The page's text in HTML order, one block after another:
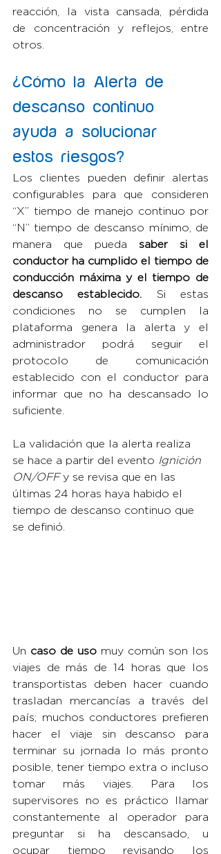
reacción, la vista cansada, pérdida
de concentración y reflejos, entre
otros.
¿Cómo la Alerta de
descanso continuo
ayuda a solucionar
estos riesgos?
Los clientes pueden definir alertas
configurables para que consideren
“X” tiempo de manejo continuo por
“N” tiempo de descanso mínimo, de
manera que pueda saber si el
conductor ha cumplido el tiempo de
conducción máxima y el tiempo de
descanso establecido. Si estas
condiciones no se cumplen la
plataforma genera la alerta y el
administrador podrá seguir el
protocolo de comunicación
establecido con el conductor para
informar que no ha descansado lo
suficiente.
La validación que la alerta realiza
se hace a partir del evento Ignición
ON/OFF y se revisa que en las
últimas 24 horas haya habido el
tiempo de descanso continuo que
se definió.
Un caso de uso muy común son los
viajes de más de 14 horas que los
transportistas deben hacer cuando
trasladan mercancías a través del
país; muchos conductores prefieren
hacer el viaje sin descanso para
terminar su jornada lo más pronto
posible, tener tiempo extra o incluso
tomar más viajes. Para los
supervisores no es práctico llamar
constantemente al operador para
preguntar si ha descansado, u
ocupar tiempo revisando los